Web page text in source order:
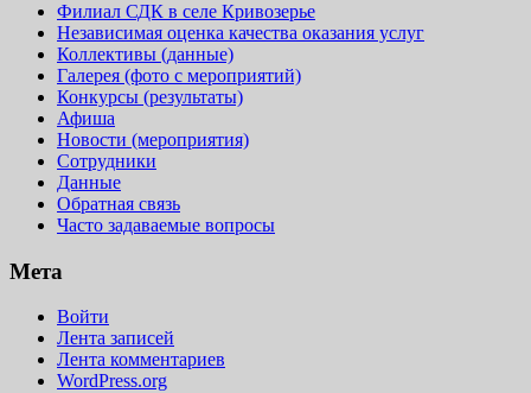
Филиал СДК в селе Кривозерье
Независимая оценка качества оказания услуг
Коллективы (данные)
Галерея (фото с мероприятий)
Конкурсы (результаты)
Афиша
Новости (мероприятия)
Сотрудники
Данные
Обратная связь
Часто задаваемые вопросы
Мета
Войти
Лента записей
Лента комментариев
WordPress.org